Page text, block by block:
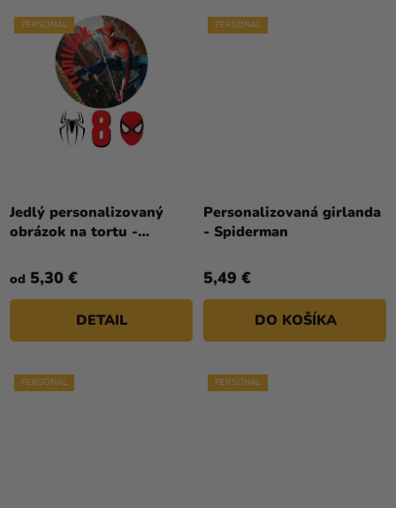
PERSONAL
Jedlý personalizovaný
obrázok na tortu -
od 5,30 €
DETAIL
PERSONAL
Personalizovaná girlanda
- Spiderman
5,49 €
DO KOŠÍKA
PERSONAL PERSONAL